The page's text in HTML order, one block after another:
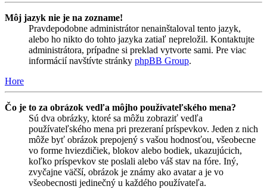
Môj jazyk nie je na zozname!
Pravdepodobne administrátor nenainštaloval tento jazyk,
alebo ho nikto do tohto jazyka zatiaľ nepreložil. Kontaktujte
administrátora, prípadne si preklad vytvorte sami. Pre viac
informácií navštívte stránky phpBB Group.
Hore
Čo je to za obrázok vedľa môjho používateľského mena?
Sú dva obrázky, ktoré sa môžu zobraziť vedľa
používateľského mena pri prezeraní príspevkov. Jeden z nich
môže byť obrázok prepojený s vašou hodnosťou, všeobecne
vo forme hviezdičiek, blokov alebo bodiek, ukazujúcich,
koľko príspevkov ste poslali alebo váš stav na fóre. Iný,
zvyčajne väčší, obrázok je známy ako avatar a je vo
všeobecnosti jedinečný u každého používateľa.